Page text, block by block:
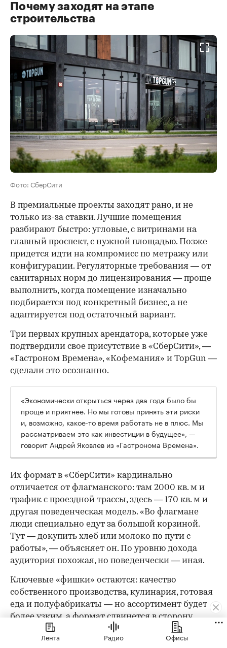
Почему заходят на этапе
строительства
Фото: СберСити
В премиальные проекты заходят рано, и не
только из-за ставки. Лучшие помещения
разбирают быстро: угловые, с витринами на
главный проспект, с нужной площадью. Позже
придется идти на компромисс по метражу или
конфигурации. Регуляторные требования — от
санитарных норм до лицензирования — проще
выполнить, когда помещение изначально
подбирается под конкретный бизнес, а не
адаптируется под остаточный вариант.
Три первых крупных арендатора, которые уже
подтвердили свое присутствие в «СберСити», —
«Гастроном Времена», «Кофемания» и TopGun —
сделали это осознанно.
«Экономически открыться через два года было бы
проще и приятнее. Но мы готовы принять эти риски
и, возможно, какое-то время работать не в плюс. Мы
рассматриваем это как инвестиции в будущее», —
говорит Андрей Яковлев из «Гастронома Времена».
Их формат в «СберСити» кардинально
отличается от флагманского: там 2000 кв. м и
трафик с проездной трассы, здесь — 170 кв. м и
другая поведенческая модель. «Во флагмане
люди специально едут за большой корзиной.
Тут — докупить хлеб или молоко по пути с
работы», — объясняет он. По уровню дохода
аудитория похожая, но поведенчески — иная.
Ключевые «фишки» остаются: качество
собственного производства, кулинария, готовая
еда и полуфабрикаты — но ассортимент будет
более узким, а формат сдвинется в сторону
ежедневных небольших покупок. Впрочем,
малым форматом история не ограничивается: в
Лента Радио Офисы